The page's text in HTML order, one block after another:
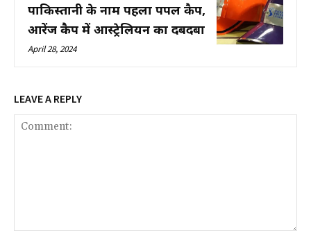
पाकिस्तानी के नाम पहला पर्पल कैप,
आरेंज कैप में आस्ट्रेलियन का दबदबा
April 28, 2024
LEAVE A REPLY